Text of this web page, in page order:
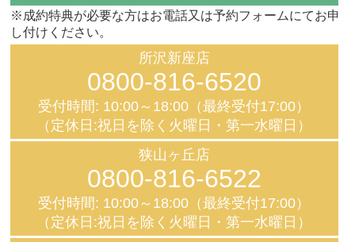
※成約特典が必要な方はお電話又は予約フォームにてお申
し付けください。
所沢新座店
0800-816-6520
受付時間: 10:00～18:00（最終受付17:00）
（定休日:祝日を除く火曜日・第一水曜日）
狭山ヶ丘店
0800-816-6522
受付時間: 10:00～18:00（最終受付17:00）
（定休日:祝日を除く火曜日・第一水曜日）